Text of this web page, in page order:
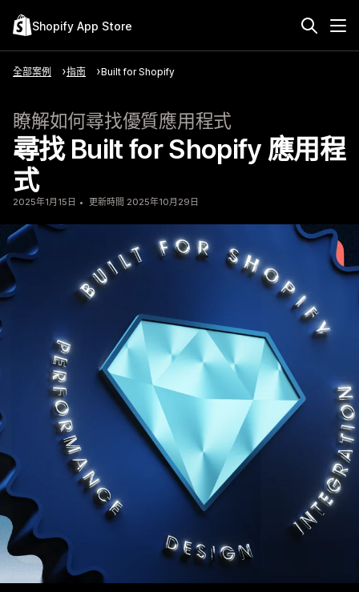
Shopify App Store
全部案例 指南 Built for Shopify
瞭解如何尋找優質應用程式
尋找 Built for Shopify 應用程
式
2025年1月15日 更新時間 2025年10月29日